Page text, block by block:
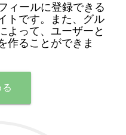
ィールに登録できる
トです。また、グル
よって、ユーザーと
作ることができま